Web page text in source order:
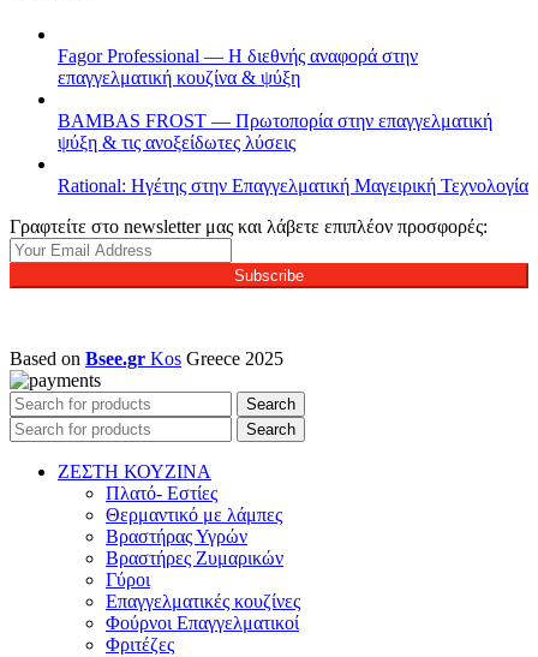
Fagor Professional — Η διεθνής αναφορά στην
επαγγελματική κουζίνα & ψύξη
BAMBAS FROST — Πρωτοπορία στην επαγγελματική
ψύξη & τις ανοξείδωτες λύσεις
Rational: Ηγέτης στην Επαγγελματική Μαγειρική Τεχνολογία
Γραφτείτε στο newsletter μας και λάβετε επιπλέον προσφορές:
Subscribe
Based on Bsee.gr Kos Greece 2025
Search
Search
ΖΕΣΤΗ ΚΟΥΖΙΝΑ
Πλατό- Εστίες
Θερμαντικό με λάμπες
Βραστήρας Υγρών
Βραστήρες Ζυμαρικών
Γύροι
Επαγγελματικές κουζίνες
Φούρνοι Επαγγελματικοί
Φριτέζες